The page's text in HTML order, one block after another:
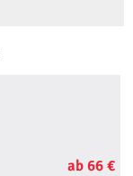
ab 66 €